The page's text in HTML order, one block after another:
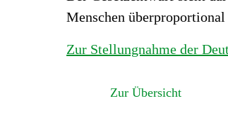
Menschen
Zur Stellungnahme der
Zur Übersicht